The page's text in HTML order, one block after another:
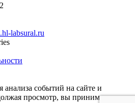
событий на сайте и
просмотр, вы принимаете